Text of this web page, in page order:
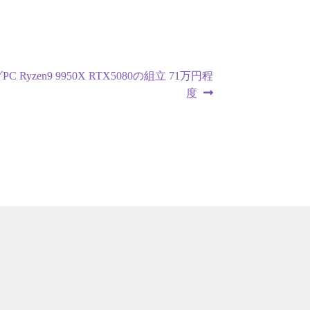
Ryzen9 9950X RTX5080の組立 71万円程
度